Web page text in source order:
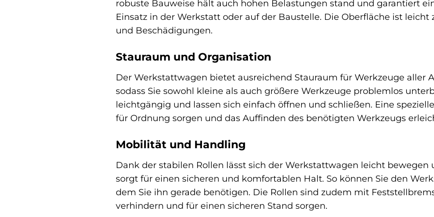
robuste Bauweise hält auch hohen Belastungen stand und garantiert
Einsatz in der Werkstatt oder auf der Baustelle. Die Oberfläche ist
und Beschädigungen.
Stauraum und Organisation
Der Werkstattwagen bietet ausreichend Stauraum für Werkzeuge aller
sodass Sie sowohl kleine als auch größere Werkzeuge problemlos
leichtgängig und lassen sich einfach öffnen und schließen. Eine
für Ordnung sorgen und das Auffinden des benötigten Werkzeugs
Mobilität und Handling
Dank der stabilen Rollen lässt sich der Werkstattwagen leicht
sorgt für einen sicheren und komfortablen Halt. So können Sie den
dem Sie ihn gerade benötigen. Die Rollen sind zudem mit
verhindern und für einen sicheren Stand sorgen.